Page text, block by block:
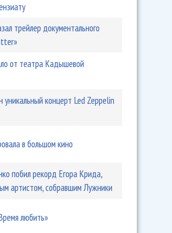
трейлер документального
от театра Кадышевой
уникальный концерт Led Zeppelin
в большом кино
побил рекорд Егора Крида,
артистом, собравшим Лужники
любить»